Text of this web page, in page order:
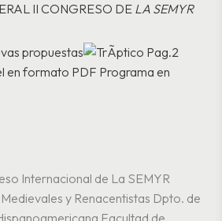
II CONGRESO DE LA SEMYR
en formato PDF Programa en
Internacional de La SEMYR
y Renacentistas Dpto. de
Facultad de